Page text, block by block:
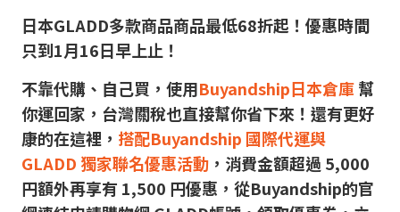
日本GLADD多款商品商品最低68折起！優惠時間
只到1月16日早上止！
不靠代購、自己買，使用Buyandship日本倉庫幫
你運回家，台灣關稅也直接幫你省下來！還有更好
康的在這裡， 搭配Buyandship 國際代運與
GLADD 獨家聯名優惠活動 ，消費金額超過 5,000
円額外再享有 1,500 円優惠，從Buyandship的官